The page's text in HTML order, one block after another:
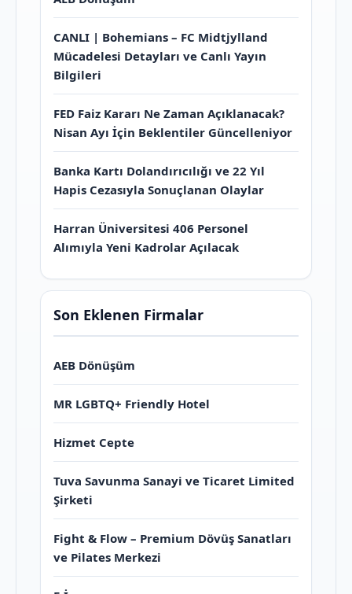
CANLI | Bohemians – FC Midtjylland
Mücadelesi Detayları ve Canlı Yayın
Bilgileri
FED Faiz Kararı Ne Zaman Açıklanacak?
Nisan Ayı İçin Beklentiler Güncelleniyor
Banka Kartı Dolandırıcılığı ve 22 Yıl
Hapis Cezasıyla Sonuçlanan Olaylar
Harran Üniversitesi 406 Personel
Alımıyla Yeni Kadrolar Açılacak
Son Eklenen Firmalar
AEB Dönüşüm
MR LGBTQ+ Friendly Hotel
Hizmet Cepte
Tuva Savunma Sanayi ve Ticaret Limited
Şirketi
Fight & Flow – Premium Dövüş Sanatları
ve Pilates Merkezi